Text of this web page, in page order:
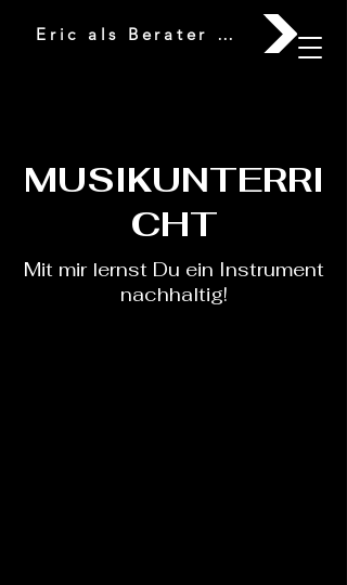
Eric als Berater & Mentor buchen!
MUSIKUNTERRI
CHT
Mit mir lernst Du ein Instrument
nachhaltig!